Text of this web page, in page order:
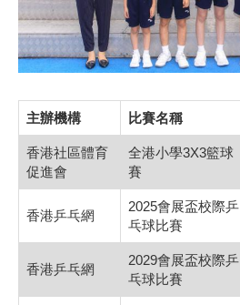
主辦機構 比賽名稱
香港社區體育
促進會
全港小學3X3籃球
賽
香港乒乓網
2025會展盃校際乒
乓球比賽
香港乒乓網
2029會展盃校際乒
乓球比賽